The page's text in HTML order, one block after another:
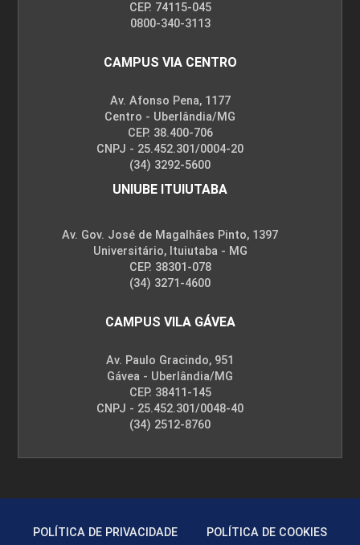
CEP. 74115-045
0800-340-3113
CAMPUS VIA CENTRO
Av. Afonso Pena, 1177
Centro - Uberlândia/MG
CEP. 38.400-706
CNPJ - 25.452.301/0004-20
(34) 3292-5600
UNIUBE ITUIUTABA
Av. Gov. José de Magalhães Pinto, 1397
Universitário, Ituiutaba - MG
CEP. 38301-078
(34) 3271-4600
CAMPUS VILA GÁVEA
Av. Paulo Gracindo, 951
Gávea - Uberlândia/MG
CEP. 38411-145
CNPJ - 25.452.301/0048-40
(34) 2512-8760
POLÍTICA DE PRIVACIDADE POLÍTICA DE COOKIES